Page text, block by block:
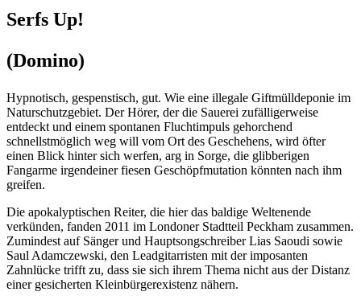
Serfs Up!
(Domino)
Hypnotisch, gespenstisch, gut. Wie eine illegale Giftmülldeponie im
Naturschutzgebiet. Der Hörer, der die Sauerei zufälligerweise
entdeckt und einem spontanen Fluchtimpuls gehorchend
schnellstmöglich weg will vom Ort des Geschehens, wird öfter
einen Blick hinter sich werfen, arg in Sorge, die glibberigen
Fangarme irgendeiner fiesen Geschöpfmutation könnten nach ihm
greifen.
Die apokalyptischen Reiter, die hier das baldige Weltenende
verkünden, fanden 2011 im Londoner Stadtteil Peckham zusammen.
Zumindest auf Sänger und Hauptsongschreiber Lias Saoudi sowie
Saul Adamczewski, den Leadgitarristen mit der imposanten
Zahnlücke trifft zu, dass sie sich ihrem Thema nicht aus der Distanz
einer gesicherten Kleinbürgerexistenz nähern.